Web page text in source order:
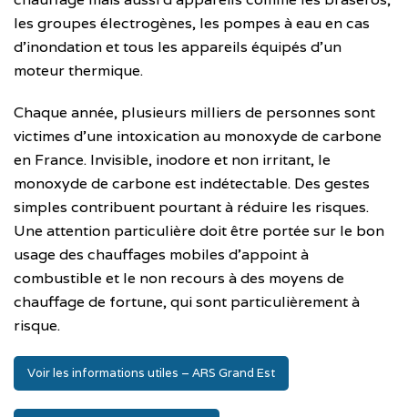
les groupes électrogènes, les pompes à eau en cas
d’inondation et tous les appareils équipés d’un
moteur thermique.
Chaque année, plusieurs milliers de personnes sont
victimes d’une intoxication au monoxyde de carbone
en France. Invisible, inodore et non irritant, le
monoxyde de carbone est indétectable. Des gestes
simples contribuent pourtant à réduire les risques.
Une attention particulière doit être portée sur le bon
usage des chauffages mobiles d’appoint à
combustible et le non recours à des moyens de
chauffage de fortune, qui sont particulièrement à
risque.
Voir les informations utiles – ARS Grand Est